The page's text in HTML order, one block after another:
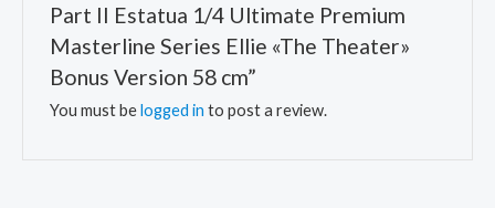
Part II Estatua 1/4 Ultimate Premium
Masterline Series Ellie «The Theater»
Bonus Version 58 cm”
You must belogged in to post a review.